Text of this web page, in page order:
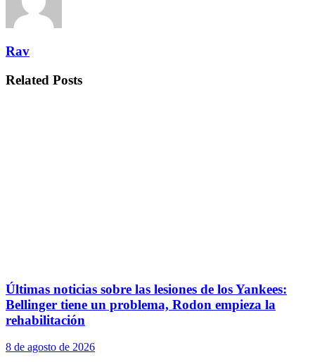
Rav
Related Posts
Últimas noticias sobre las lesiones de los Yankees:
Bellinger tiene un problema, Rodon empieza la
rehabilitación
8 de agosto de 2026